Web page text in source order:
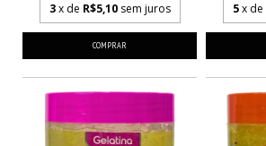
3 x de R$5,10 sem juros
5 x de